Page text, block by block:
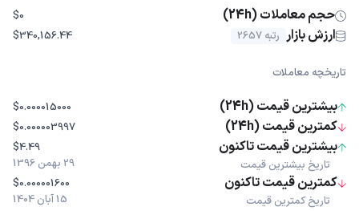
حجم معاملات (24h) $0
ارزش بازار رتبه 2657 $340,156.44
تاریخچه معاملات
بیشترین قیمت (24h) $0.000015000
کمترین قیمت (24h) $0.000003997
بیشترین قیمت تاکنون
تاریخ بیشترین قیمت
$4.49
29 بهمن 1396
کمترین قیمت تاکنون
تاریخ کمترین قیمت
$0.000001600
15 آبان 1404